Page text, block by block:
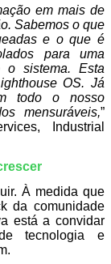
em mais de
Sabemos o que
e o que é
para uma
o sistema. Esta
OS. Já
todo o nosso
mensuráveis,”
Industrial
À medida que
da comunidade
está a convidar
tecnologia e